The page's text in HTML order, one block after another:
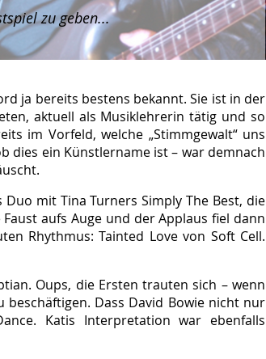
zu geben...
ja bereits bestens bekannt. Sie ist in der
aktuell als Musiklehrerin tätig und so
im Vorfeld, welche „Stimmgewalt“ uns
dies ein Künstlername ist – war demnach
mit Tina Turners Simply The Best, die
aufs Auge und der Applaus fiel dann
Rhythmus: Tainted Love von Soft Cell.
Oups, die Ersten trauten sich – wenn
Dass David Bowie nicht nur
Katis Interpretation war ebenfalls